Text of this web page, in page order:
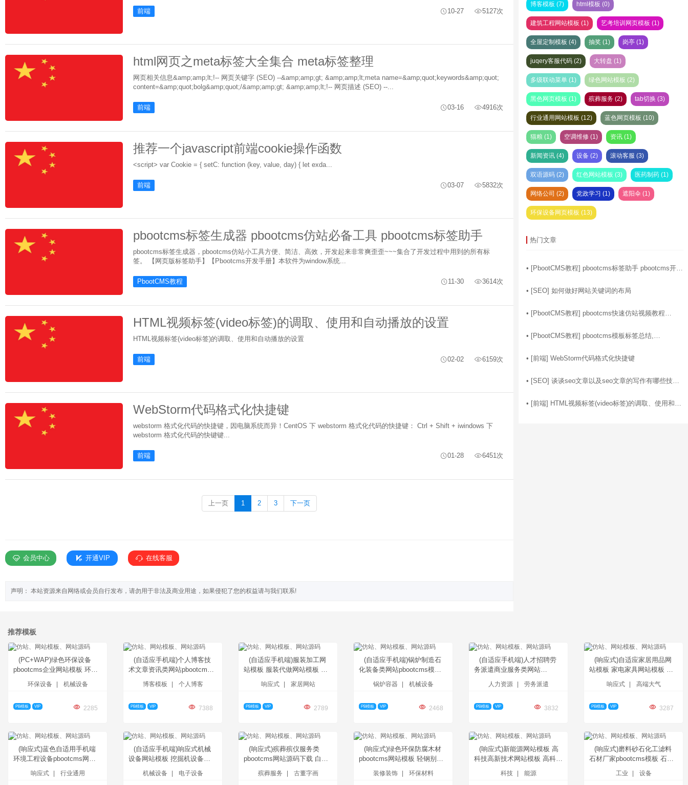
前端 10-27 5127次
html网页之meta标签大全集合 meta标签整理
网页相关信息&amp;amp;lt;!-- 网页关键字 (SEO) --&amp;amp;gt; &amp;amp;lt;meta name=&amp;quot;keywords&amp;quot;
content=&amp;quot;bolg&amp;quot;/&amp;amp;gt; &amp;amp;lt;!-- 网页描述 (SEO) --...
前端 03-16 4916次
推荐一个javascript前端cookie操作函数
<script> var Cookie = { setC: function (key, value, day) { let exda...
前端 03-07 5832次
pbootcms标签生成器 pbootcms仿站必备工具 pbootcms标签助手
pbootcms标签生成器，pbootcms仿站小工具方便、简洁、高效，开发起来非常爽歪歪~~~集合了开发过程中用到的所有标
签。 【网页版标签助手】【Pbootcms开发手册】本软件为window系统...
PbootCMS教程 11-30 3614次
HTML视频标签(video标签)的调取、使用和自动播放的设置
HTML视频标签(video标签)的调取、使用和自动播放的设置
前端 02-02 6159次
WebStorm代码格式化快捷键
webstorm 格式化代码的快捷键，因电脑系统而异！CentOS 下 webstorm 格式化代码的快捷键： Ctrl + Shift + iwindows 下
webstorm 格式化代码的快键键...
前端 01-28 6451次
上一页 1 2 3 下一页
会员中心 开通VIP 在线客服
声明： 本站资源来自网络或会员自行发布，请勿用于非法及商业用途，如果侵犯了您的权益请与我们联系!
博客模板 (7) html模板 (0)
建筑工程网站模板 (1) 艺考培训网页模板 (1)
全屋定制模板 (4) 抽奖 (1) 岗亭 (1)
juqery客服代码 (2) 大转盘 (1)
多级联动菜单 (1) 绿色网站模板 (2)
黑色网页模板 (1) 殡葬服务 (2) tab切换 (3)
行业通用网站模板 (12) 蓝色网页模板 (10)
猫粮 (1) 空调维修 (1) 资讯 (1)
新闻资讯 (4) 设备 (2) 滚动客服 (3)
双语源码 (2) 红色网站模板 (3) 医药制药 (1)
网络公司 (2) 党政学习 (1) 遮阳伞 (1)
环保设备网页模板 (13)
热门文章
• [PbootCMS教程] pbootcms标签助手 pbootcms开发
• [SEO] 如何做好网站关键词的布局
• [PbootCMS教程] pbootcms快速仿站视频教程
• [PbootCMS教程] pbootcms模板标签总结,
• [前端] WebStorm代码格式化快捷键
• [SEO] 谈谈seo文章以及seo文章的写作有哪些技
• [前端] HTML视频标签(video标签)的调取、使用和自
推荐模板
(PC+WAP)绿色环保设备
pbootcms企业网站模板 环保
企业网站源码下载
环保设备 机械设备
PB模板 VIP 2285
(自适应手机端)个人博客技
术文章资讯类网站pbootcms
模板 响应式宽屏大气的新闻网
站源码下载
博客模板 个人博客
PB模板 VIP 7388
(自适应手机端)服装加工网
站模板 服装代做网站模板 服
装服饰网站源码下载
PBOOTCMS响应式服装定制
板下载
响应式 家居网站
PB模板 VIP 2789
(自适应手机端)锅炉制造石
化装备类网站pbootcms模板
压力容器网站源码下载
锅炉容器 机械设备
PB模板 VIP 2468
(自适应手机端)人才招聘劳
务派遣商业服务类网站
pbootcms模板 企业服务培训
人力资源公司网站源码下载
人力资源 劳务派遣
PB模板 VIP 3832
(响应式)自适应家居用品网
站模板 家电家具网站模板 宽
屏大气的净水器设备网站
pbootcms模板 智能电子设备
响应式 高端大气
PB模板 VIP 3287
(响应式)蓝色自适用手机端
环境工程设备pbootcms网站
模板 html5环保设备网站源码
响应式 行业通用
(自适应手机端)响应式机械
设备网站模板 挖掘机设备
pbootcms网站模板 黄色大型
采矿设备网站源码下载
机械设备 电子设备
(响应式)殡葬殡仪服务类
pbootcms网站源码下载 白事
殡葬服务网站模板
殡葬服务 古董字画
(响应式)绿色环保防腐木材
pbootcms网站模板 轻钢别墅
建材网站模板源码下载
装修装饰 环保材料
(响应式)新能源网站模板 高
科技高新技术网站模板 高科技
能源pbootcms网站模板 技术
网站源码下载
科技 能源
(响应式)磨料砂石化工滤料
石材厂家pbootcms模板 石英
砂金刚砂化工工业生产网站源
工业 设备